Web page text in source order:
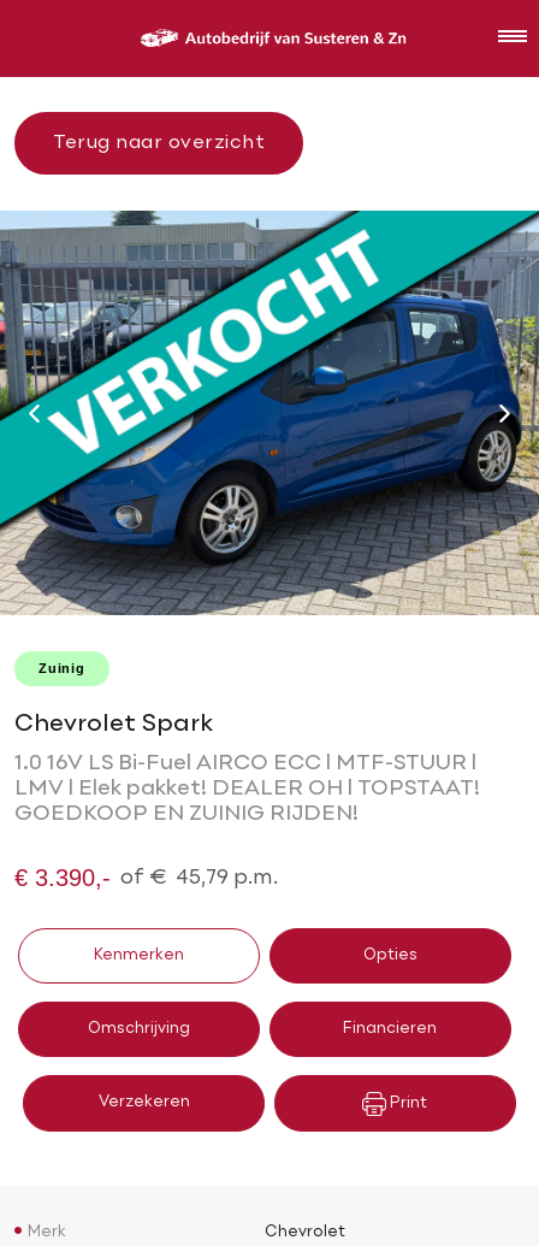
Terug naar overzicht
Zuinig
Chevrolet Spark
1.0 16V LS Bi-Fuel AIRCO ECC l MTF-STUUR l
LMV l Elek pakket! DEALER OH l TOPSTAAT!
GOEDKOOP EN ZUINIG RIJDEN!
€ 3.390,- of € 45,79 p.m.
Kenmerken Opties
Omschrijving Financieren
Verzekeren Print
Merk Chevrolet